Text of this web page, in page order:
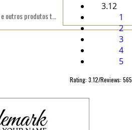
3.12
1
2
3
4
5
Rating: 3.12/Reviews: 565